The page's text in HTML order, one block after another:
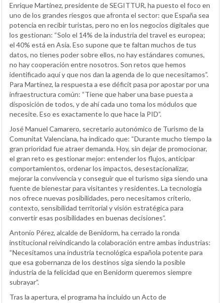
Enrique Martínez, presidente de SEGITTUR, ha puesto el foco en
uno de los grandes riesgos que afronta el sector: que España sea
potencia en recibir turistas, pero no en los negocios digitales que
los gestionan: “Solo el 14% de la industria del travel es europea;
el 40% está en Asia. Eso supone que te faltan muchos de tus
datos, no tienes poder sobre ellos, no hay estándares comunes,
no hay cooperación entre nosotros. Son retos que hemos
identificado aquí y que nos dan la agenda de lo que necesitamos”.
Para Martínez, la respuesta a ese déficit pasa por apostar por una
infraestructura común: “Tiene que haber una base puesta a
disposición de todos, y de ahí cada uno toma los módulos que
necesite. Eso es exactamente lo que hace la PID”.
José Manuel Camarero, secretario autonómico de Turismo de la
Comunitat Valenciana, ha indicado que: “Durante mucho tiempo la
gran prioridad fue atraer demanda. Hoy, sin dejar de promocionar,
el gran reto es gestionar mejor: entender los flujos, anticipar
comportamientos, ordenar los impactos, desestacionalizar,
mejorar la convivencia y conseguir que el turismo siga siendo una
fuente de bienestar para visitantes y residentes. La tecnología
nos ofrece nuevas posibilidades, pero necesitamos criterio,
contexto, sensibilidad territorial y visión estratégica para
convertir esas posibilidades en buenas decisiones”.
Antonio Pérez, alcalde de Benidorm, ha cerrado la ronda
institucional reivindicando la colaboración entre ambas industrias:
“Necesitamos una industria tecnológica española potente para
que esa gobernanza de los destinos siga siendo la posible
industria de la felicidad que en Benidorm queremos siempre
subrayar”.
Tras la apertura, el programa ha incluido un Acto de